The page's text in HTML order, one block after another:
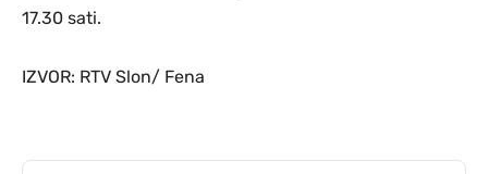
17.30 sati.
IZVOR: RTV Slon/ Fena